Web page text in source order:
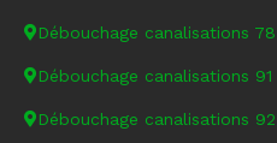
Débouchage canalisations 78
Débouchage canalisations 91
Débouchage canalisations 92